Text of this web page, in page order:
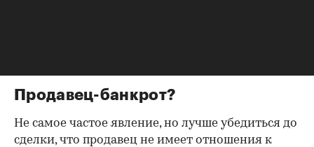
Продавец-банкрот?
Не самое частое явление, но лучше убедиться до
сделки, что продавец не имеет отношения к